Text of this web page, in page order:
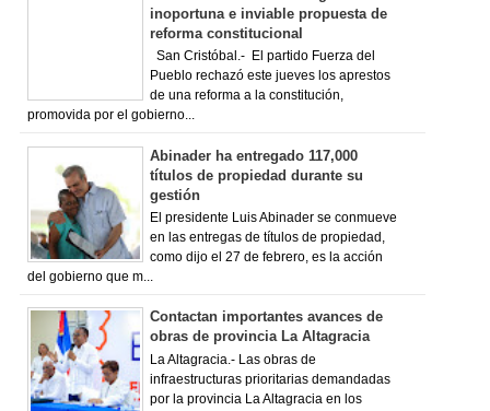
inoportuna e inviable propuesta de
reforma constitucional
San Cristóbal.- El partido Fuerza del
Pueblo rechazó este jueves los aprestos
de una reforma a la constitución,
promovida por el gobierno...
Abinader ha entregado 117,000
títulos de propiedad durante su
gestión
El presidente Luis Abinader se conmueve
en las entregas de títulos de propiedad,
como dijo el 27 de febrero, es la acción
del gobierno que m...
Contactan importantes avances de
obras de provincia La Altagracia
La Altagracia.- Las obras de
infraestructuras prioritarias demandadas
por la provincia La Altagracia en los